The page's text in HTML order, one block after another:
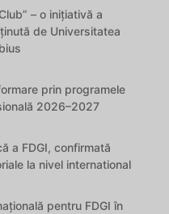
– o inițiativă a
de Universitatea
prin programele
2026–2027
a FDGI, confirmată
la nivel international
pentru FDGI în